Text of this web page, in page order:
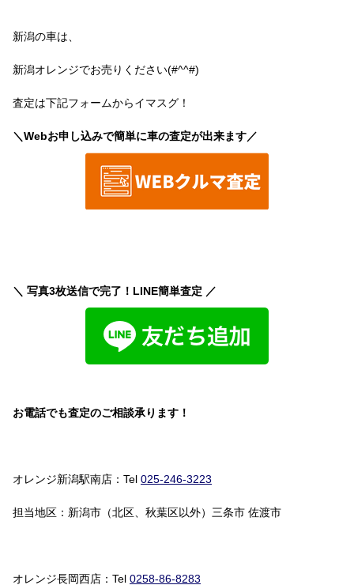
新潟の車は、
新潟オレンジでお売りください(#^^#)
査定は下記フォームからイマスグ！
＼Webお申し込みで簡単に車の査定が出来ます／
＼ 写真3枚送信で完了！LINE簡単査定 ／
お電話でも査定のご相談承ります！
オレンジ新潟駅南店：Tel 025-246-3223
担当地区：新潟市（北区、秋葉区以外）三条市 佐渡市
オレンジ長岡西店：Tel 0258-86-8283